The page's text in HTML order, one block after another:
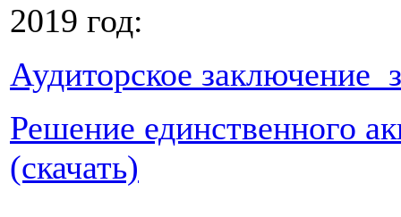
2019 год:
Аудиторское заключение
Решение единственного
(скачать)